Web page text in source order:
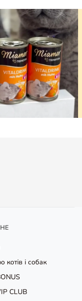
котів і собак
CLUB